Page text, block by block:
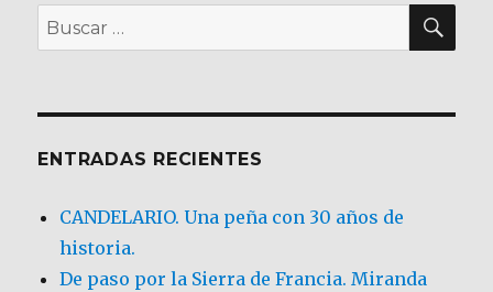
Buscar
por:
ENTRADAS RECIENTES
CANDELARIO. Una peña con 30 años de
historia.
De paso por la Sierra de Francia. Miranda